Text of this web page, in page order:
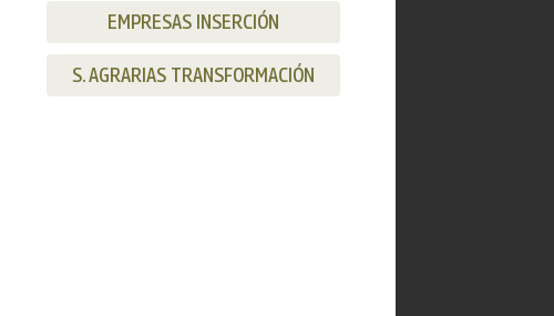
EMPRESAS INSERCIÓN
S. AGRARIAS TRANSFORMACIÓN